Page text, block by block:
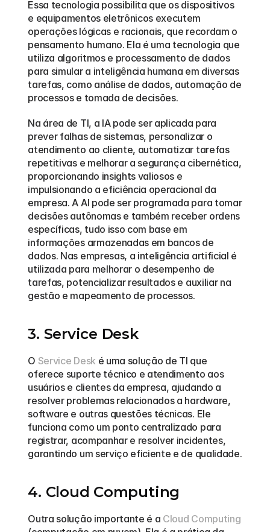
Essa tecnologia possibilita que os dispositivos
e equipamentos eletrônicos executem
operações lógicas e racionais, que recordam o
pensamento humano. Ela é uma tecnologia que
utiliza algoritmos e processamento de dados
para simular a inteligência humana em diversas
tarefas, como análise de dados, automação de
processos e tomada de decisões.
Na área de TI, a IA pode ser aplicada para
prever falhas de sistemas, personalizar o
atendimento ao cliente, automatizar tarefas
repetitivas e melhorar a segurança cibernética,
proporcionando insights valiosos e
impulsionando a eficiência operacional da
empresa. A AI pode ser programada para tomar
decisões autônomas e também receber ordens
específicas, tudo isso com base em
informações armazenadas em bancos de
dados. Nas empresas, a inteligência artificial é
utilizada para melhorar o desempenho de
tarefas, potencializar resultados e auxiliar na
gestão e mapeamento de processos.
3. Service Desk
O Service Desk é uma solução de TI que
oferece suporte técnico e atendimento aos
usuários e clientes da empresa, ajudando a
resolver problemas relacionados a hardware,
software e outras questões técnicas. Ele
funciona como um ponto centralizado para
registrar, acompanhar e resolver incidentes,
garantindo um serviço eficiente e de qualidade.
4. Cloud Computing
Outra solução importante é a Cloud Computing